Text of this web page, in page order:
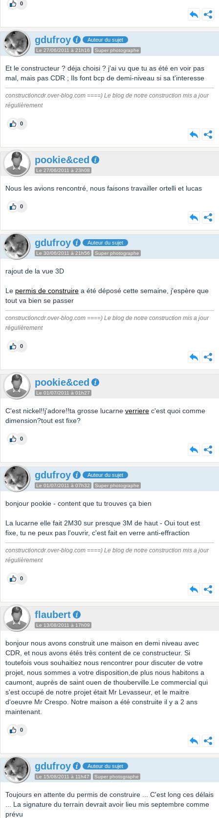
0
gdufroy Auteur du sujet
Le 27/06/2011 à 21h16 Super photographe
Et le constructeur ? déja choisi ? j'ai vu que tu as été en voir pas
mal, mais pas CDR ; Ils font bcp de demi-niveau si sa t'interesse
constructioncdr.over-blog.com ====) Le blog de notre construction mis a jour
régulièrement
0
pookie&ced
Le 27/06/2011 à 23h08
Nous les avions rencontré, nous faisons travailler ortelli et lucas
0
gdufroy Auteur du sujet
Le 30/06/2011 à 21h56 Super photographe
rajout de la vue 3D
Le permis de construire a été déposé cette semaine, j'espère que
tout va bien se passer
constructioncdr.over-blog.com ====) Le blog de notre construction mis a jour
régulièrement
0
pookie&ced
Le 01/07/2011 à 01h27
C'est nickel!!j'adore!!ta grosse lucarne verriere c'est quoi comme
dimension?tout est fixe?
0
gdufroy Auteur du sujet
Le 01/07/2011 à 07h32 Super photographe
bonjour pookie - content que tu trouves ça bien
La lucarne elle fait 2M30 sur presque 3M de haut - Oui tout est
fixe, tu ne peux pas l'ouvrir, c'est fait en verre anti-effraction
constructioncdr.over-blog.com ====) Le blog de notre construction mis a jour
régulièrement
0
flaubert
Le 13/08/2011 à 17h09
bonjour nous avons construit une maison en demi niveau avec
CDR, et nous avons étés très content de ce constructeur. Si
toutefois vous souhaitiez nous rencontrer pour discuter de votre
projet, nous sommes a votre disposition,de plus nous habitons a
caumont, auprès de saint ouen de thouberville.Le commercial qui
s'est occupé de notre projet était Mr Levasseur, et le maitre
d'oeuvre Mr Crespo. Notre maison a été construite il y a 2 ans
maintenant.
0
gdufroy Auteur du sujet
Le 15/08/2011 à 11h47 Super photographe
Toujours en attente du permis de construire ... C'est long ces délais
... La signature du terrain devrait avoir lieu mis septembre comme
prévu